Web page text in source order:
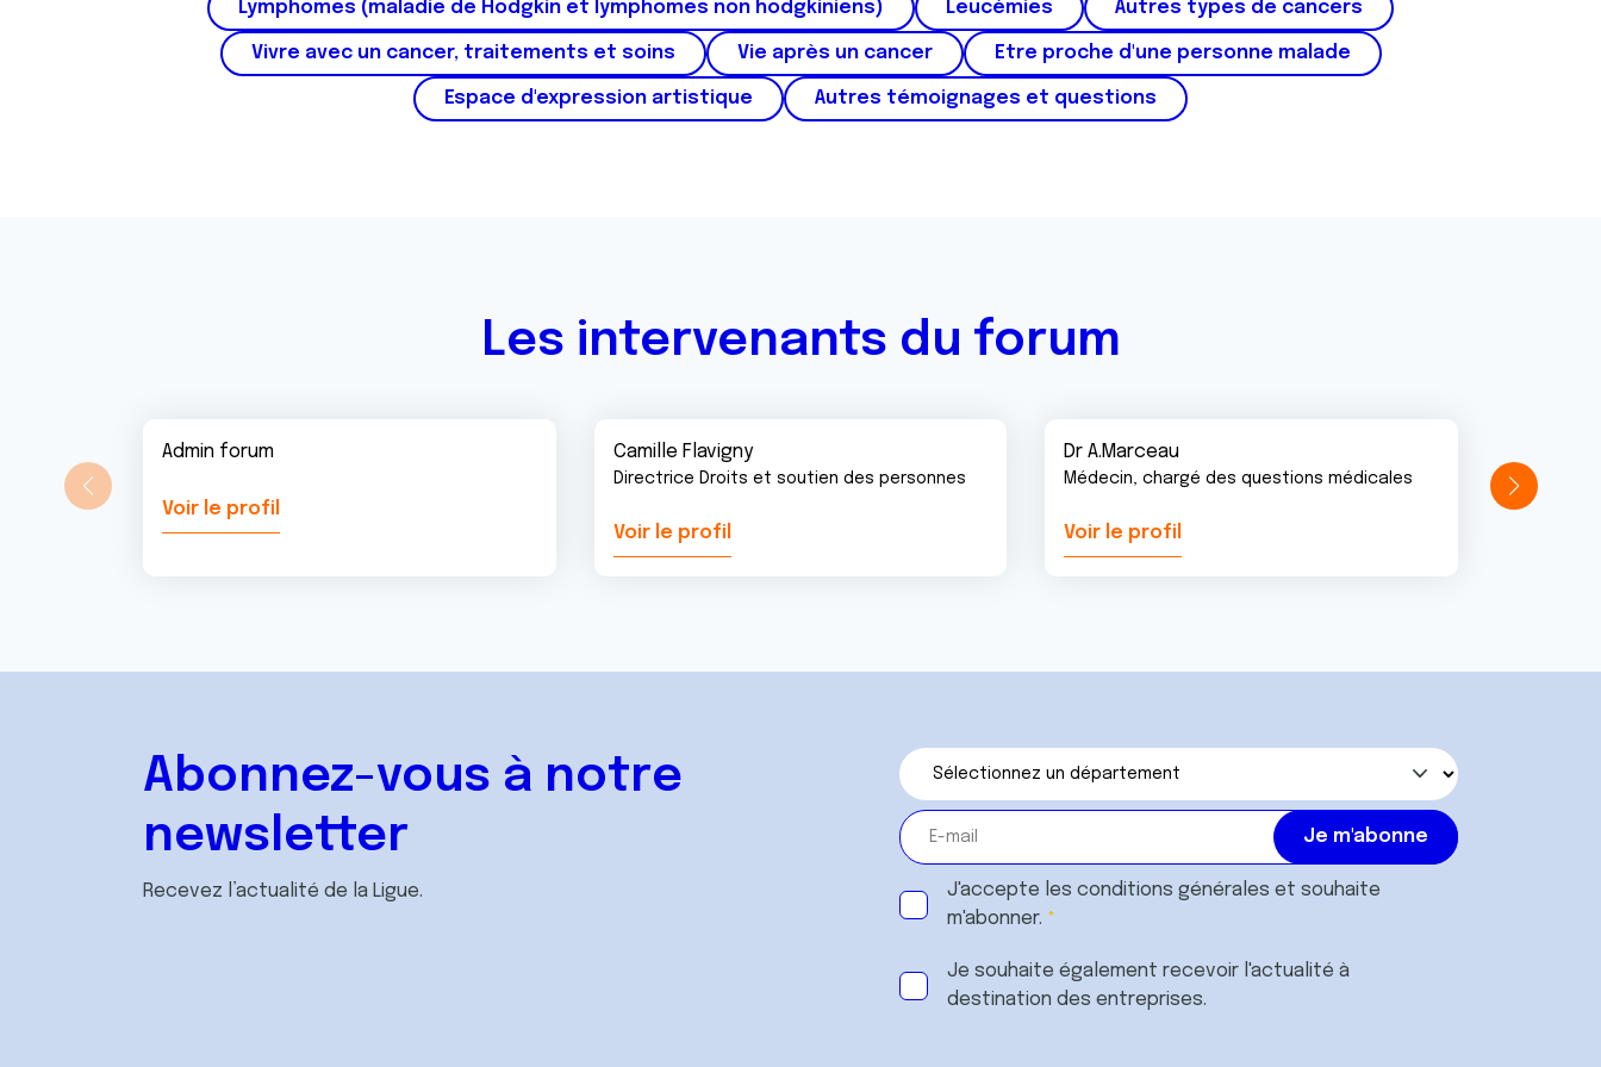
e
m
Lymphomes (maladie de Hodgkin et lymphomes non hodgkiniens) Leucémies Autres types de cancers
Vivre avec un cancer, traitements et soins Vie après un cancer Etre proche d'une personne malade
Espace d'expression artistique Autres témoignages et questions
Les intervenants du forum
Admin forum
Voir le profil
Camille Flavigny
Directrice Droits et soutien des personnes
Voir le profil
Dr A.Marceau
Médecin, chargé des questions médicales
Voir le profil
Abonnez-vous à notre
newsletter
Recevez l’actualité de la Ligue. J'accepte les conditions générales et souhaite
m'abonner.
Je souhaite également recevoir l'actualité à
destination des entreprises.